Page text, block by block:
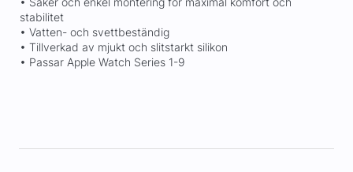
stabilitet
• Vatten- och svettbeständig
• Tillverkad av mjukt och slitstarkt silikon
• Passar Apple Watch Series 1-9